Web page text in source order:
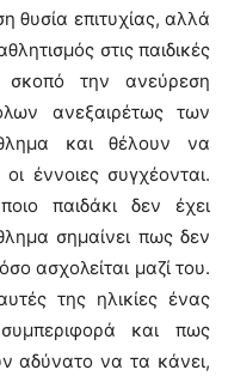
θυσία επιτυχίας, αλλά
στις παιδικές
σκοπό την ανεύρεση
ανεξαιρέτως των
και θέλουν να
έννοιες συγχέονται.
παιδάκι δεν έχει
σημαίνει πως δεν
ασχολείται μαζί του.
της ηλικίες ένας
και πως
αδύνατο να τα κάνει,